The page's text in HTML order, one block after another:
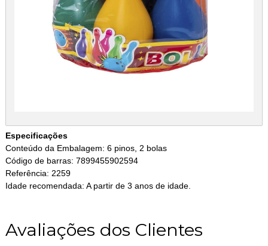
Especificações
Conteúdo da Embalagem: 6 pinos, 2 bolas
Código de barras: 7899455902594
Referência: 2259
Idade recomendada: A partir de 3 anos de idade.
Avaliações dos Clientes